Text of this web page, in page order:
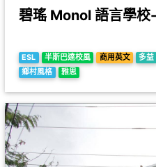
碧瑤 Monol 語言學校
ESL 半斯巴達校風 商用英文 多益
鄉村風格
雅思